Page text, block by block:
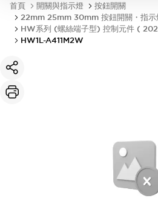
首頁 開關與指示燈
按鈕開關
22mm 25mm 30mm 按鈕開關・指示
HW系列 (螺絲端子型) 控制元件 (
HW1L-A411M2W